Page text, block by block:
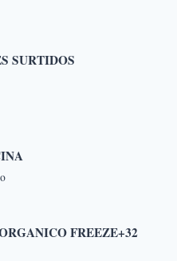
SURTIDOS
FREEZE+32